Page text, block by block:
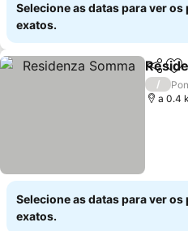
Selecione as datas para ver os
exatos.
/
a 0.4
Selecione as datas para ver os
exatos.